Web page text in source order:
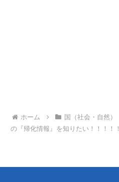
ホーム 国（社会・自然）
の『帰化情報』を知りたい！！！！！